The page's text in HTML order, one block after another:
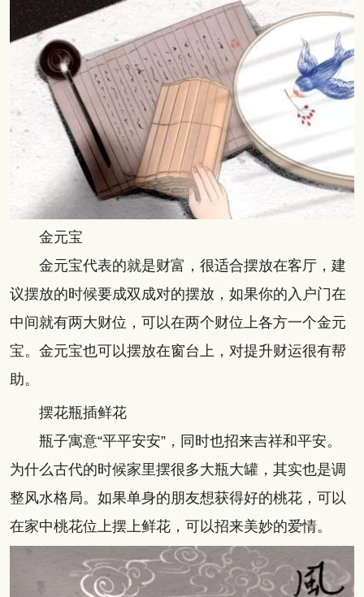
金元宝
金元宝代表的就是财富，很适合摆放在客厅，建
议摆放的时候要成双成对的摆放，如果你的入户门在
中间就有两大财位，可以在两个财位上各方一个金元
宝。金元宝也可以摆放在窗台上，对提升财运很有帮
助。
摆花瓶插鲜花
瓶子寓意“平平安安”，同时也招来吉祥和平安。
为什么古代的时候家里摆很多大瓶大罐，其实也是调
整风水格局。如果单身的朋友想获得好的桃花，可以
在家中桃花位上摆上鲜花，可以招来美妙的爱情。